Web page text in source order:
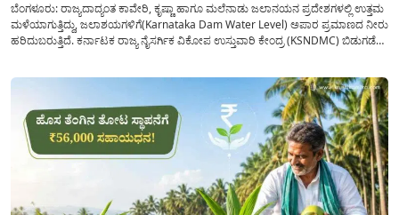
ಬೆಂಗಳೂರು: ರಾಜ್ಯದಾದ್ಯಂತ ಕಾವೇರಿ, ಕೃಷ್ಣಾ ಹಾಗೂ ಮಲೆನಾಡು ಜಲಾನಯನ ಪ್ರದೇಶಗಳಲ್ಲಿ ಉತ್ತಮ
ಮಳೆಯಾಗುತ್ತಿದ್ದು, ಜಲಾಶಯಗಳಿಗೆ(Karnataka Dam Water Level) ಅಪಾರ ಪ್ರಮಾಣದ ನೀರು
ಹರಿದುಬರುತ್ತಿದೆ. ಕರ್ನಾಟಕ ರಾಜ್ಯ ನೈಸರ್ಗಿಕ ವಿಕೋಪ ಉಸ್ತುವಾರಿ ಕೇಂದ್ರ (KSNDMC) ಬಿಡುಗಡೆ